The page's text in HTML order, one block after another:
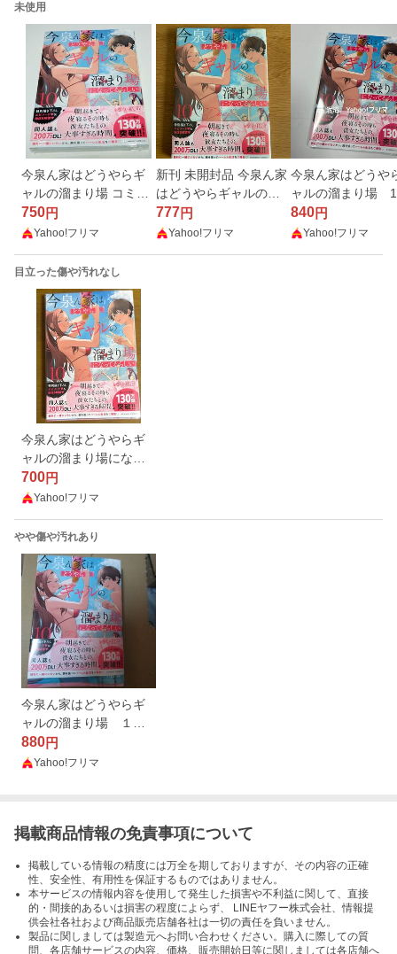
未使用
今泉ん家はどうやらギ
ャルの溜まり場 コミッ
ク 漫画 第10巻 シュリ
ンク付き 新品未読品
ス） のり伍郎
750円
Yahoo!フリマ
新刊 未開封品 今泉ん家
はどうやらギャルの溜
まり場になってるらし
い〜DEEP〜 10巻 （バ
777円
Yahoo!フリマ
今泉ん家はどうや
ャルの溜まり場
巻 新品未開封
ンブーコミックス
840円
Yahoo!フリマ
目立った傷や汚れなし
今泉ん家はどうやらギ
ャルの溜まり場になっ
てるらしい 10巻 Deep
700円
Yahoo!フリマ
やや傷や汚れあり
今泉ん家はどうやらギ
ャルの溜まり場 １０
（バンブーコミック
ス） のり伍郎
880円
Yahoo!フリマ
掲載商品情報の免責事項について
掲載している情報の精度には万全を期しておりますが、その内容の正確
性、安全性、有用性を保証するものではありません。
本サービスの情報内容を使用して発生した損害や不利益に関して、直接
的・間接的あるいは損害の程度によらず、 LINEヤフー株式会社、情報提
供会社各社および商品販売店舗各社は一切の責任を負いません。
製品に関しましては製造元へお問い合わせください。購入に際しての質
問、各店舗サービスの内容、価格、販売開始日等に関しましては各店舗へ